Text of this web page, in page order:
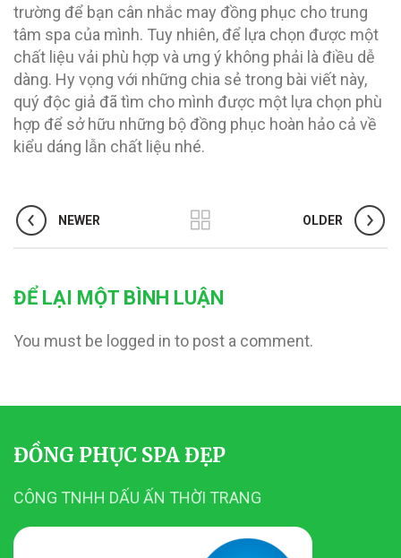
trường để bạn cân nhắc may đồng phục cho trung
tâm spa của mình. Tuy nhiên, để lựa chọn được một
chất liệu vải phù hợp và ưng ý không phải là điều dễ
dàng. Hy vọng với những chia sẻ trong bài viết này,
quý độc giả đã tìm cho mình được một lựa chọn phù
hợp để sở hữu những bộ đồng phục hoàn hảo cả về
kiểu dáng lẫn chất liệu nhé.
NEWER OLDER
ĐỂ LẠI MỘT BÌNH LUẬN
You must be logged in to post a comment.
ĐỒNG PHỤC SPA ĐẸP
CÔNG TNHH DẤU ẤN THỜI TRANG